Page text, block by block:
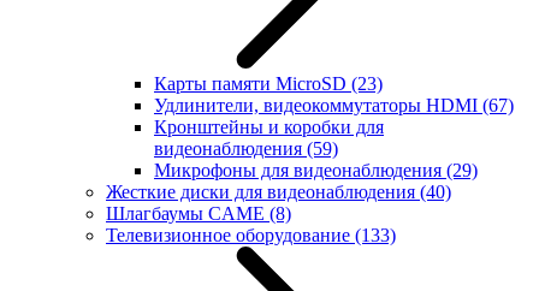
Карты памяти MicroSD (23)
Удлинители, видеокоммутаторы HDMI (67)
Кронштейны и коробки для
видеонаблюдения (59)
Микрофоны для видеонаблюдения (29)
Жесткие диски для видеонаблюдения (40)
Шлагбаумы CAME (8)
Телевизионное оборудование (133)